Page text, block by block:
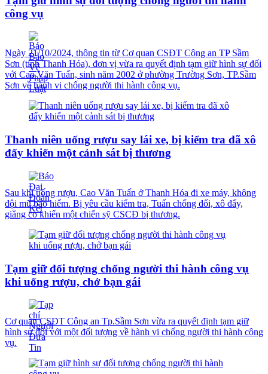
công vụ
Ngày 21/10/2024, thông tin từ Cơ quan CSĐT Công an TP Sầm
Sơn (tỉnh Thanh Hóa), đơn vị vừa ra quyết định tạm giữ hình sự đối
với Cao Văn Tuấn, sinh năm 2002 ở phường Trường Sơn, TP.Sầm
Sơn về hành vi chống người thi hành công vụ.
Thanh niên uống rượu say lái xe, bị kiểm tra đã xô
đẩy khiến một cảnh sát bị thương
Sau khi uống rượu, Cao Văn Tuấn ở Thanh Hóa đi xe máy, không
đội mũ bảo hiểm. Bị yêu cầu kiểm tra, Tuấn chống đối, xô đẩy,
giằng co khiến một chiến sỹ CSCĐ bị thương.
Tạm giữ đối tượng chống người thi hành công vụ
khi uống rượu, chở bạn gái
Cơ quan CSĐT Công an Tp.Sầm Sơn vừa ra quyết định tạm giữ
hình sự đối với một đối tượng về hành vi chống người thi hành công
vụ.